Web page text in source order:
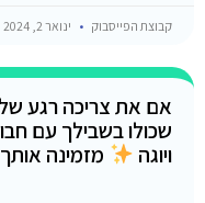
קבוצת הפייסבוק ינואר 2, 2024
אם את צריכה רגע
שכולו בשבילך עם
ויוגה
מזמינה